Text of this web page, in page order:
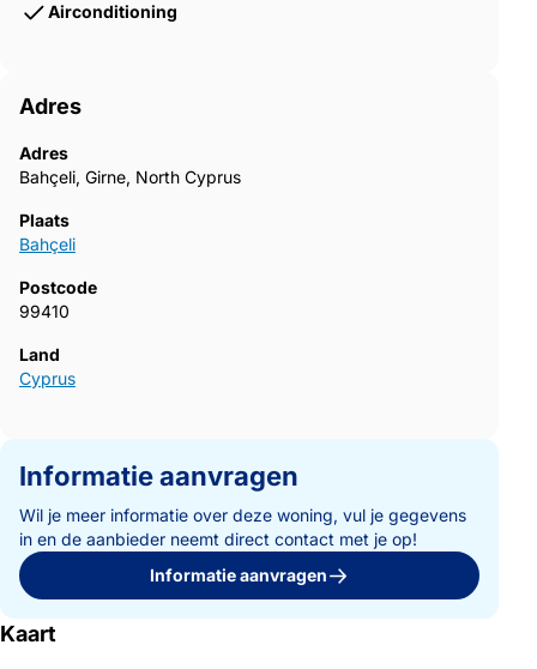
Airconditioning
Adres
Adres
Bahçeli, Girne, North Cyprus
Plaats
Bahçeli
Postcode
99410
Land
Cyprus
Informatie aanvragen
Wil je meer informatie over deze woning, vul je gegevens
in en de aanbieder neemt direct contact met je op!
Informatie aanvragen
Kaart